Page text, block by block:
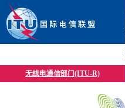
无线电通信部门(ITU-R)